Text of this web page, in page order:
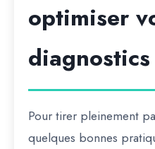
optimiser
Pour tirer pleinement
quelques bonnes